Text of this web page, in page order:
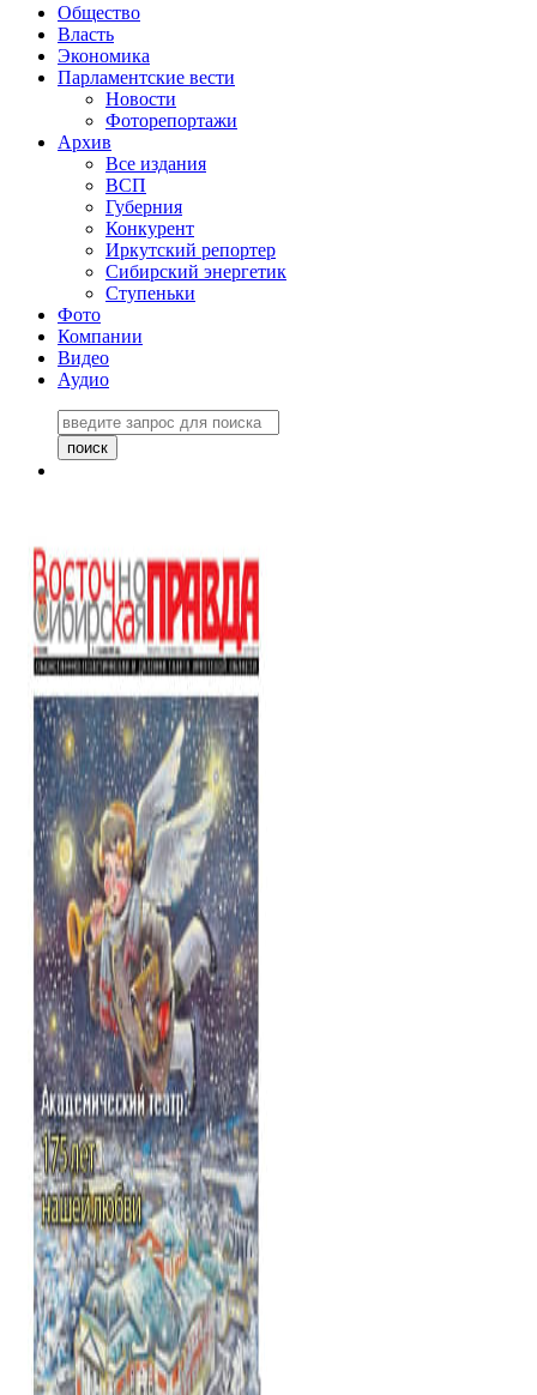
Общество
Власть
Экономика
Парламентские вести
Новости
Фоторепортажи
Архив
Все издания
ВСП
Губерния
Конкурент
Иркутский репортер
Сибирский энергетик
Ступеньки
Фото
Компании
Видео
Аудио